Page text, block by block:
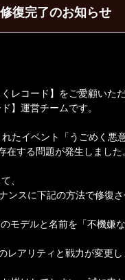
復完了のお知らせ
レコード】をご愛顧いた
】運営チームです。
たイベント「うごめく悪
在する問題が発生しました
、
ンスに下記の方法で修復さ
モデルと名前を「不機嫌
レアリティと戦力が変更し